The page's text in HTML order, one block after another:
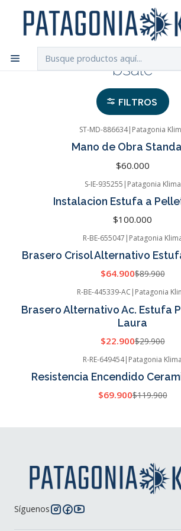
Chilexpress
Inicio bsale
bsale
FILTROS
ST-MD-886634| Patagonia
Mano de Obra
$60.000
S-IE-935255 | Patagonia Klima
Instalacion Estufa a
$100.000
-28%
R-BE-655047 | Patagonia
Brasero Crisol Alternativo
$64.900$89.900
R-BE-445339-AC | Patagonia
Brasero Alternativo Ac. Estufa
Laura
$22.900$29.900
-42%
OFF
R-RE-649454| Patagonia Klima
Resistencia Encendido
$69.900$119.900
Síguenos